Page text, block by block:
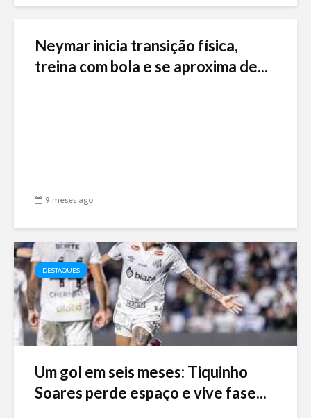
Neymar inicia transição física,
treina com bola e se aproxima de...
9 meses ago
DESTAQUES
Um gol em seis meses: Tiquinho
Soares perde espaço e vive fase...